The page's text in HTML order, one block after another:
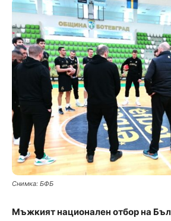
Снимка: БФБ
Мъжкият национален отбор на